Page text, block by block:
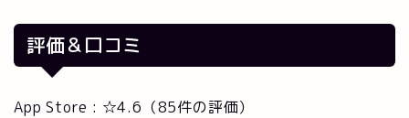
評価＆口コミ
App Store : ☆4.6（85件の評価）